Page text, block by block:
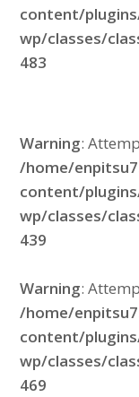
content/
wp/classes/
483
Warning:
/home/
content/
wp/classes/
439
Warning:
/home/
content/
wp/classes/
469